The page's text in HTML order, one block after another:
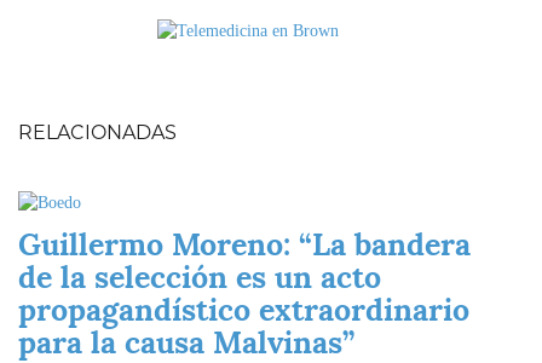
Imagen
Imagen
RELACIONADAS
Imagen
Guillermo Moreno: “La bandera
de la selección es un acto
propagandístico extraordinario
para la causa Malvinas”